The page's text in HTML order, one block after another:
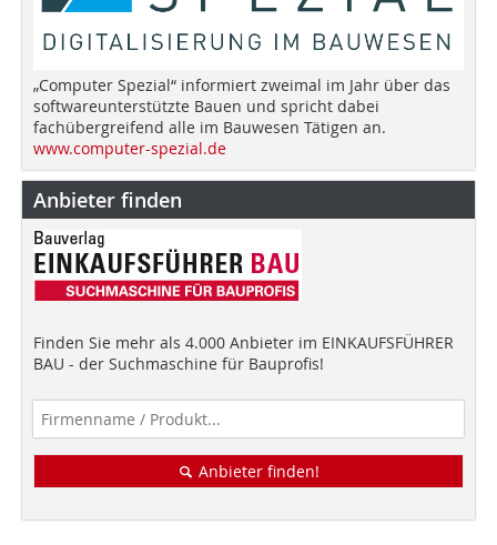
„Computer Spezial“ informiert zweimal im Jahr über das
softwareunterstützte Bauen und spricht dabei
fachübergreifend alle im Bauwesen Tätigen an.
www.computer-spezial.de
Anbieter finden
Finden Sie mehr als 4.000 Anbieter im EINKAUFSFÜHRER
BAU - der Suchmaschine für Bauprofis!
Anbieter finden!